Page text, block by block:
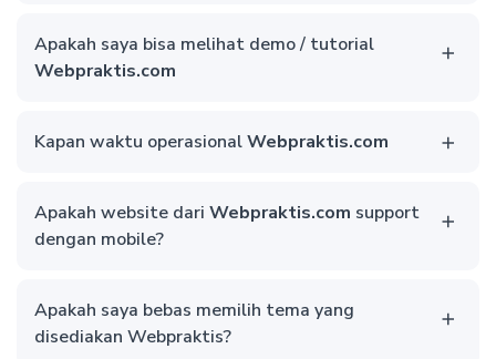
Apakah saya bisa melihat demo / tutorial
Webpraktis.com
Kapan waktu operasionalWebpraktis.com
Apakah website dari Webpraktis.com support
dengan mobile?
Apakah saya bebas memilih tema yang
disediakan Webpraktis?